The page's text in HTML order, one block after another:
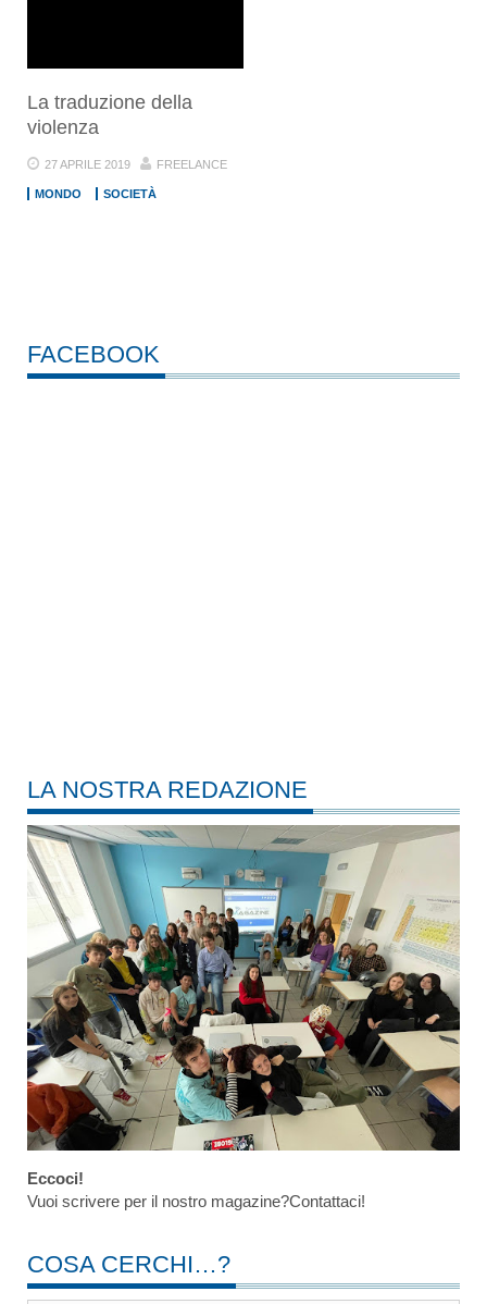
La traduzione della
violenza
27 APRILE 2019 FREELANCE
MONDO SOCIETÀ
FACEBOOK
LA NOSTRA REDAZIONE
Eccoci!
Vuoi scrivere per il nostro magazine?Contattaci!
COSA CERCHI…?